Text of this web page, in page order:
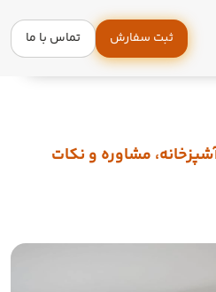
ثبت سفارش تماس با ما
مشاوره و نکات